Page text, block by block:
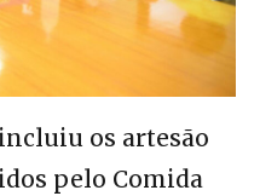
os artesão
pelo Comida